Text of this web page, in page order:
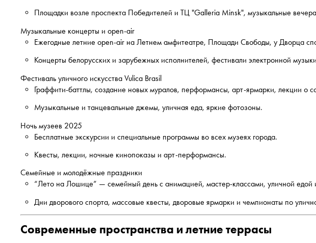
Площадки возле проспекта Победителей и ТЦ "Galleria Minsk", музыкальные
Музыкальные концерты и open-air
Ежегодные летние open-air на Летнем амфитеатре, Площади Свободы, у Дворца
Концерты белорусских и зарубежных исполнителей, фестивали электронной
Фестиваль уличного искусства Vulica Brasil
Граффити-баттлы, создание новых муралов, перформансы, арт-ярмарки, лекции о
Музыкальные и танцевальные джемы, уличная еда, яркие фотозоны.
Ночь музеев 2025
Бесплатные экскурсии и специальные программы во всех музеях города.
Квесты, лекции, ночные кинопоказы и арт-перформансы.
Семейные и молодёжные праздники
“Лето на Лошице” — семейный день с анимацией, мастер-классами, уличной едой
Дни дворового спорта, массовые квесты, дворовые ярмарки и чемпионаты по
Современные пространства и летние террасы